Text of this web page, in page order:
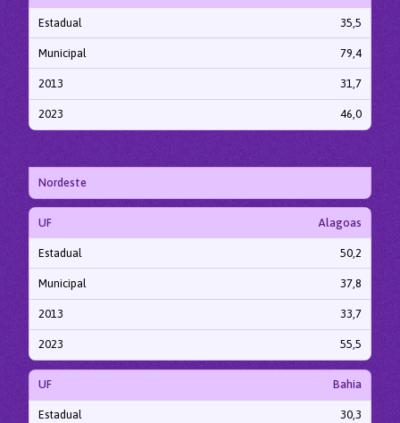
Estadual 35,5
Municipal 79,4
2013 31,7
2023 46,0
Nordeste
UF Alagoas
Estadual 50,2
Municipal 37,8
2013 33,7
2023 55,5
UF Bahia
Estadual 30,3